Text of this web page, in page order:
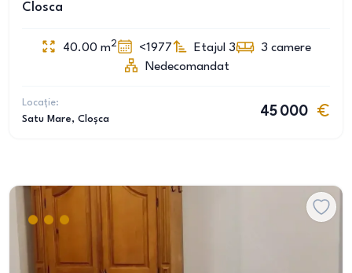
Closca
40.00 m2 <1977 Etajul 3 3 camere
Nedecomandat
Locație:
Satu Mare, Cloșca
45 000